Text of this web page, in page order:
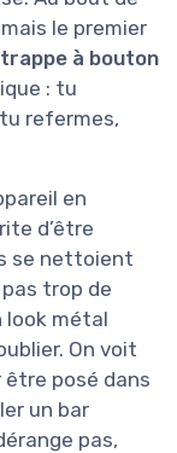
le premier
trappe à bouton
: tu
refermes,
en
d’être
se nettoient
trop de
look métal
On voit
être posé dans
un bar
pas,